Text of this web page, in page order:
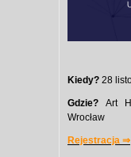
Kiedy? 28
Gdzie? Art
Wrocław
Rejestracja ⇒